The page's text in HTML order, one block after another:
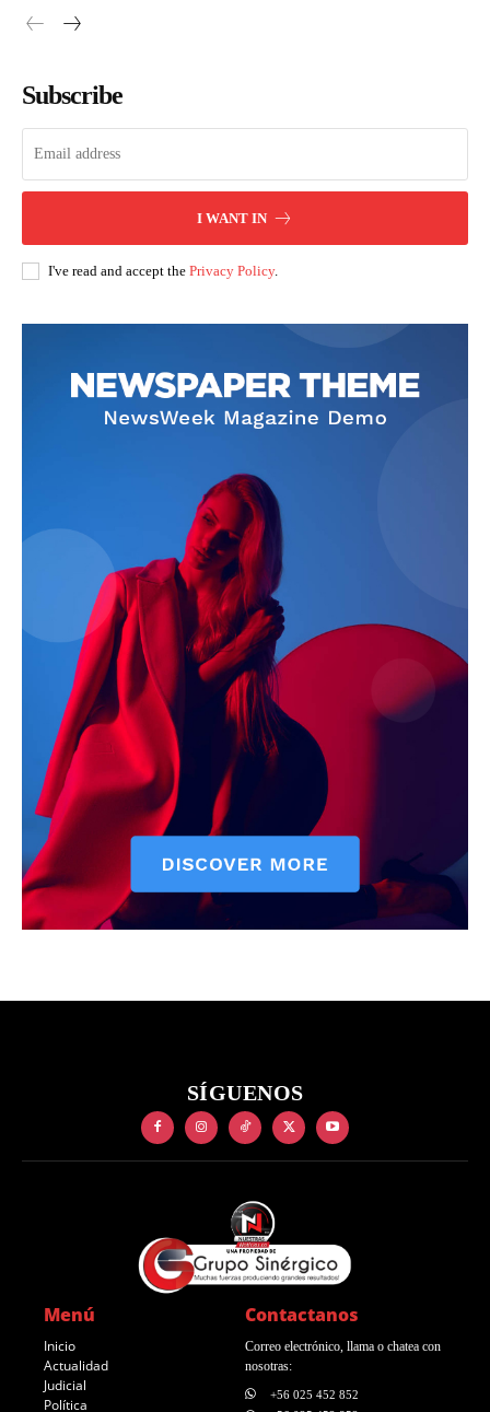
Subscribe
I WANT IN
I've read and accept the Privacy Policy.
SÍGUENOS
Menú
Inicio
Actualidad
Judicial
Política
Contactanos
Correo electrónico, llama o chatea con
nosotras:
+56 025 452 852